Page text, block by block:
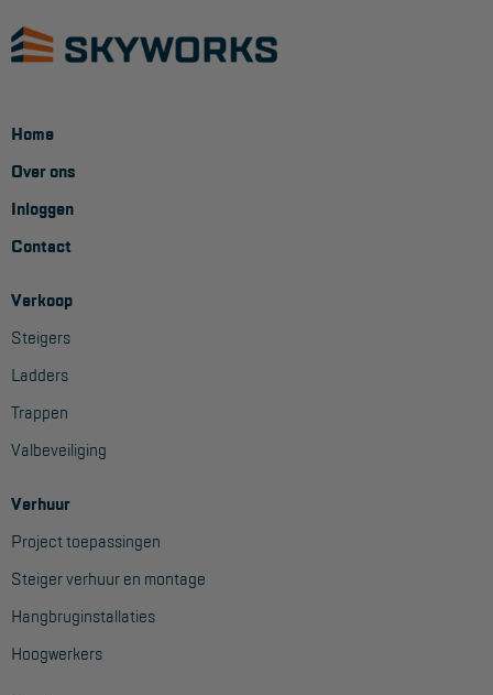
Home
Over ons
Inloggen
Contact
Verkoop
Steigers
Ladders
Trappen
Valbeveiliging
Verhuur
Project toepassingen
Steiger verhuur en montage
Hangbruginstallaties
Hoogwerkers